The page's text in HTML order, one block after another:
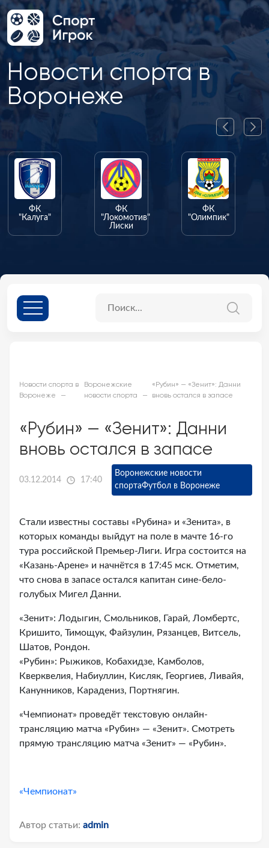
Новости спорта в
Воронеже
ФК
"Калуга"
ФК
"Локомотив"
Лиски
ФК
"Олимпик"
Новости спорта в
Воронеже
Воронежские
новости спорта
«Рубин» — «Зенит»: Данни
вновь остался в запасе
«Рубин» — «Зенит»: Данни
вновь остался в запасе
03.12.2014 17:40
Воронежские новости
спортаФутбол в Воронеже
Стали известны составы «Рубина» и «Зенита», в
которых команды выйдут на поле в мачте 16-го
тура российской Премьер-Лиги. Игра состоится на
«Казань-Арене» и начнётся в 17:45 мск. Отметим,
что снова в запасе остался капитан сине-бело-
голубых Мигел Данни.
«Зенит»: Лодыгин, Смольников, Гарай, Ломбертс,
Кришито, Тимощук, Файзулин, Рязанцев, Витсель,
Шатов, Рондон.
«Рубин»: Рыжиков, Кобахидзе, Камболов,
Кверквелия, Набиуллин, Кисляк, Георгиев, Ливайя,
Канунников, Карадениз, Портнягин.
«Чемпионат» проведёт текстовую онлайн-
трансляцию матча «Рубин» — «Зенит». Смотреть
прямую трансляцию матча «Зенит» — «Рубин».
«Чемпионат»
Автор статьи: admin